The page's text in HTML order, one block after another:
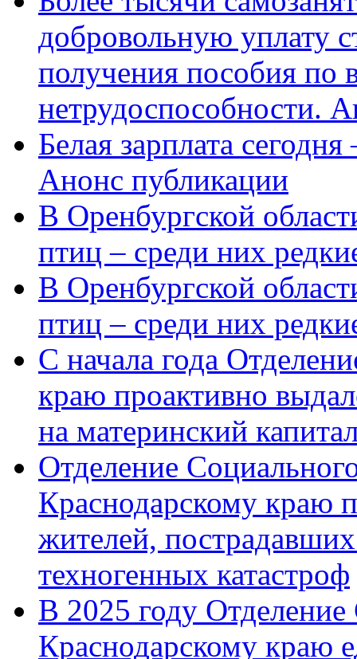
добровольную уплату
получения пособия по
нетрудоспособности.
Белая зарплата
Анонс публикации
В Оренбургской
птиц – среди них
В Оренбургской
птиц – среди них
С начала года
краю проактивно
на материнский
Отделение
Краснодарскому краю
жителей,
техногенных катастроф
В 2025 году
Краснодарскому краю